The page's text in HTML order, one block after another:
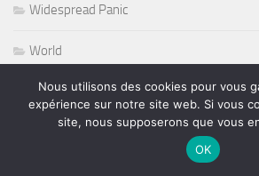
Widespread Panic
World
Wursel
Wynton Marsalis
Nous utilisons des cookies pour vous
expérience sur notre site web. Si vous
site, nous supposerons que vous
OK